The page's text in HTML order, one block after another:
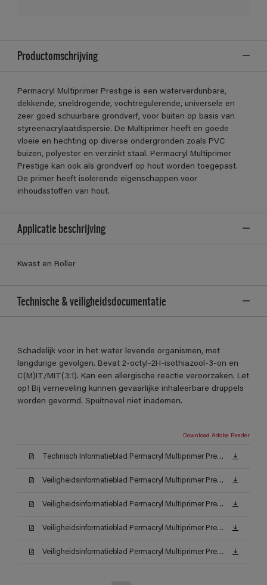
Productomschrijving
Permacryl Multiprimer Prestige is een waterverdunbare,
dekkende, sneldrogende, vochtregulerende, universele en
zeer goed schuurbare grondverf, voor buiten op basis van
styreenacrylaatdispersie. De Multiprimer heeft en goede
vloeie en hechting op diverse ondergronden zoals PVC
buizen, polyester en verzinkt staal. Permacryl Multiprimer
Prestige kan ook als grondverf op hout worden toegepast.
De primer heeft isolerende eigenschappen voor
inhoudsstoffen van hout.
Applicatie beschrijving
Kwast en Roller
Technische & veiligheidsdocumentatie
Schadelijk voor in het water levende organismen, met
langdurige gevolgen. Bevat 2-octyl-2H-isothiazool-3-on en
C(M)IT/MIT(3:1). Kan een allergische reactie veroorzaken. Let
op! Bij verneveling kunnen gevaarlijke inhaleerbare druppels
worden gevormd. Spuitnevel niet inademen.
Download Adobe Reader
Technisch Informatieblad Permacryl Multiprimer Prestige (TDS)
Veiligheidsinformatieblad Permacryl Multiprimer Prestige AW (MSDS)
Veiligheidsinformatieblad Permacryl Multiprimer Prestige AC (MSDS)
Veiligheidsinformatieblad Permacryl Multiprimer Prestige 001 (MSDS)
Veiligheidsinformatieblad Permacryl Multiprimer Prestige AW (MSDS)